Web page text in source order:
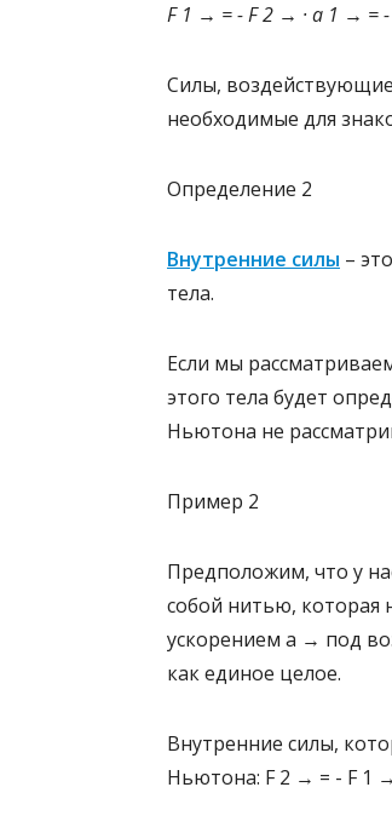
F 1 → = - F 2 → · a 1 → =
Силы,
необходимые для
Определение 2
Внутренние силы –
тела.
Если мы
этого тела будет
Ньютона не
Пример 2
Предположим, что у
собой нитью, которая
ускорением a → под
как единое целое.
Внутренние силы,
Ньютона: F 2 → = - F 1